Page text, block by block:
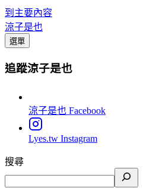
到主要內容
涼子是也
選單
追蹤涼子是也
涼子是也 Facebook
Lyes.tw Instagram
搜尋